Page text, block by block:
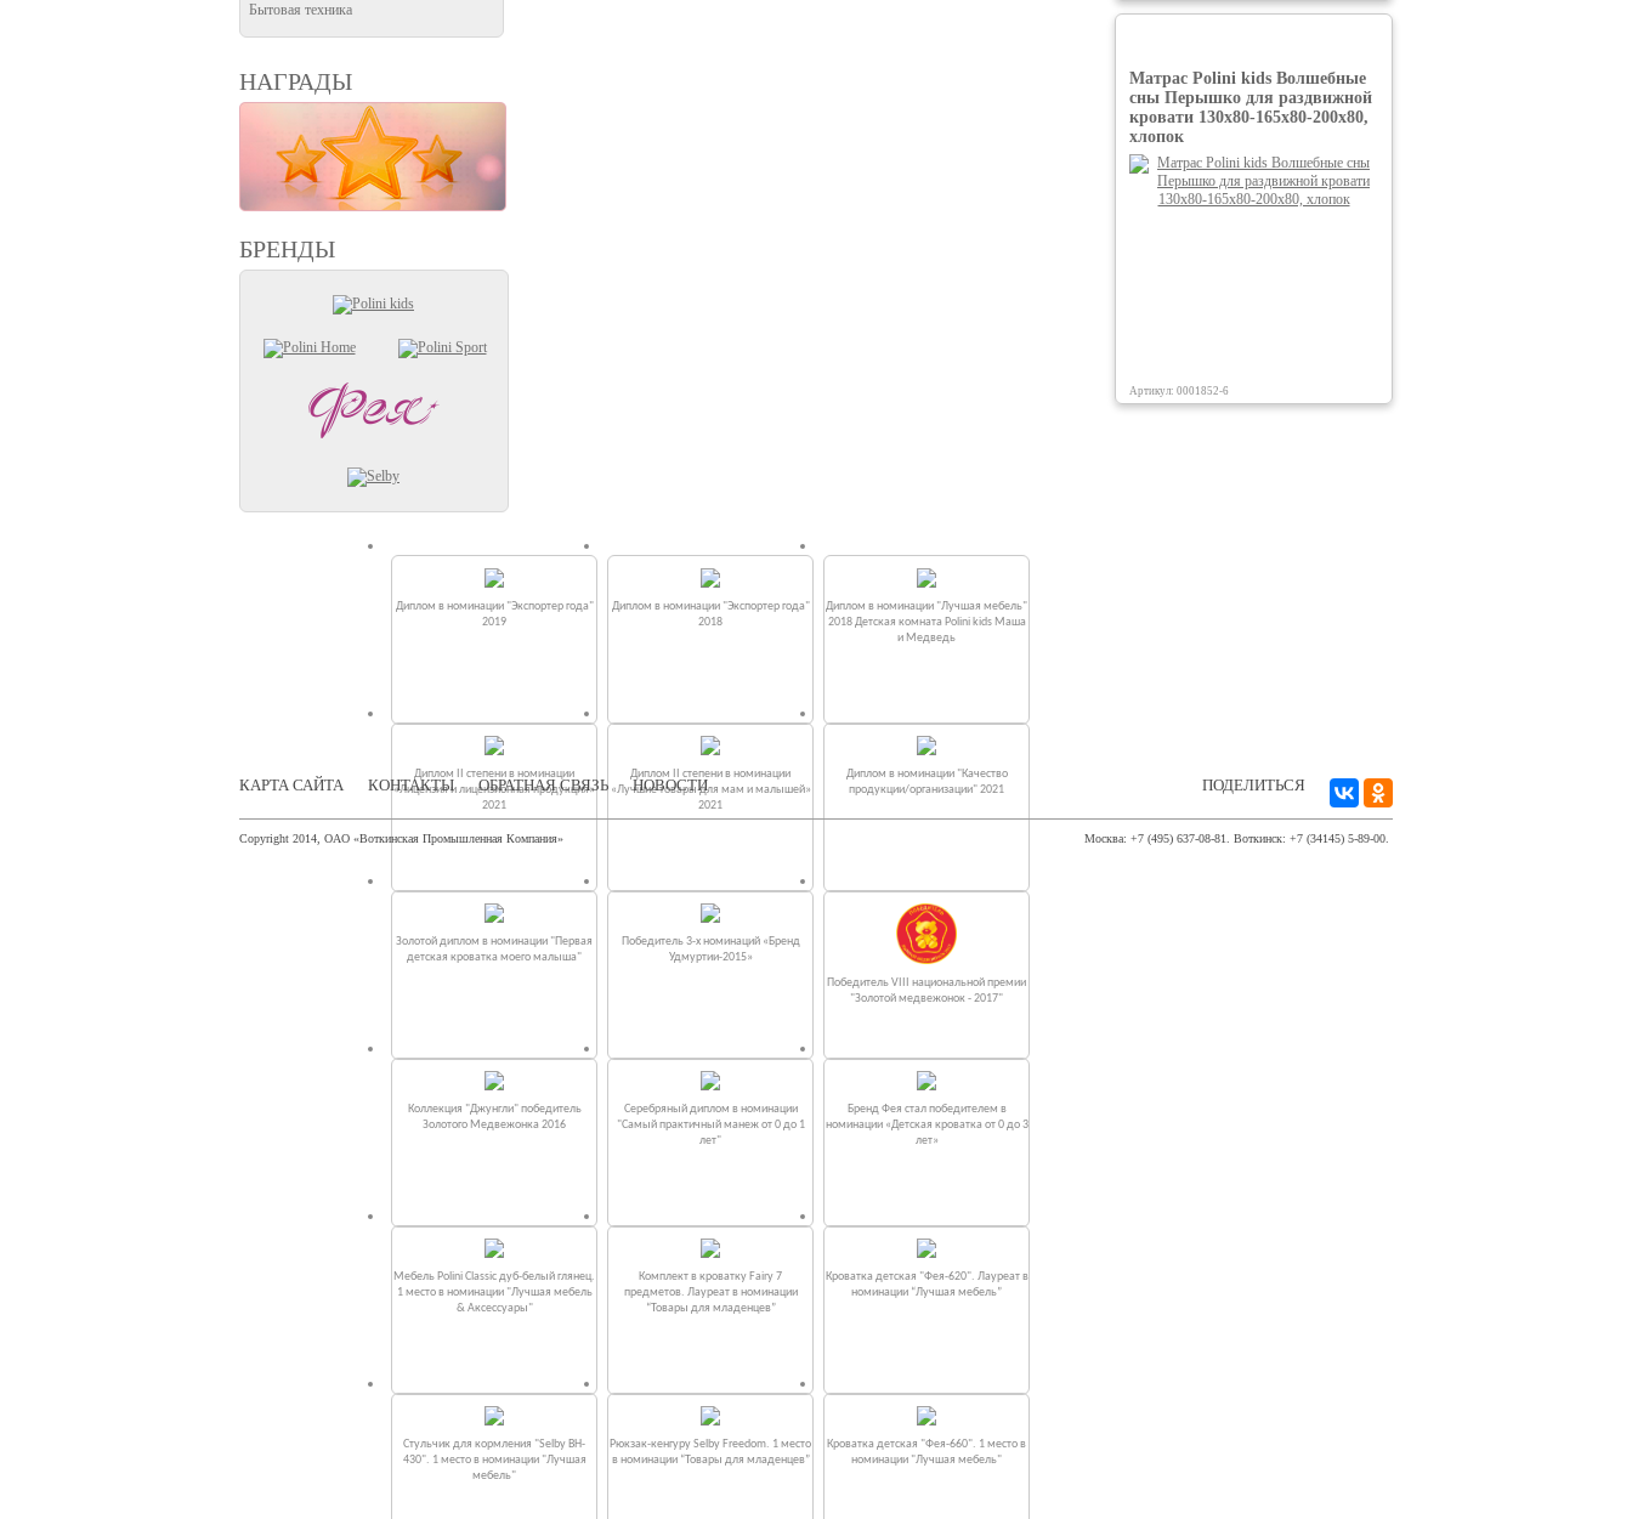
Бытовая техника
НАГРАДЫ
БРЕНДЫ
Матрас Polini kids Волшебные
сны Перышко для раздвижной
кровати 130х80-165х80-200х80,
хлопок
Артикул: 0001852-6
Диплом в номинации "Экспортер года"
2019
Диплом в номинации "Экспортер года"
2018
Диплом в номинации "Лучшая мебель"
2018 Детская комната Polini kids Маша
и Медведь
Диплом II степени в номинации
«Лицензия и лицензионная продукция»
2021
Диплом II степени в номинации
«Лучшие товары для мам и малышей»
2021
Диплом в номинации "Качество
продукции/организации" 2021
Золотой диплом в номинации "Первая
детская кроватка моего малыша"
Победитель 3-х номинаций «Бренд
Удмуртии-2015»
Победитель VIII национальной премии
"Золотой медвежонок - 2017"
Коллекция "Джунгли" победитель
Золотого Медвежонка 2016
Серебряный диплом в номинации
"Самый практичный манеж от 0 до 1
лет"
Бренд Фея стал победителем в
номинации «Детская кроватка от 0 до 3
лет»
Мебель Polini Classic дуб-белый глянец.
1 место в номинации "Лучшая мебель
& Аксессуары"
Комплект в кроватку Fаiry 7
предметов. Лауреат в номинации
“Товары для младенцев”
Кроватка детская "Фея-620". Лауреат в
номинации “Лучшая мебель”
Стульчик для кормления "Selby BH-
430". 1 место в номинации "Лучшая
мебель"
Рюкзак-кенгуру Selby Freedom. 1 место
в номинации “Товары для младенцев”
Кроватка детская "Фея-660". 1 место в
номинации "Лучшая мебель"
КАРТА САЙТА КОНТАКТЫ ОБРАТНАЯ СВЯЗЬ НОВОСТИ ПОДЕЛИТЬСЯ
Copyright 2014, ОАО «Воткинская Промышленная Компания» Москва: +7 (495) 637-08-81. Воткинск: +7 (34145) 5-89-00.